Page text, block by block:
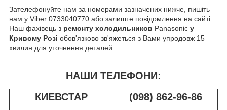
Зателефонуйте нам за номерами зазначених нижче, пишіть
нам у Viber 0733040770 або залиште повідомлення на сайті.
Наш фахівець з ремонту холодильников Panasonic у
Кривому Розі обов'язково зв'яжеться з Вами упродовж 15
хвилин для уточнення деталей.
НАШИ ТЕЛЕФОНИ:
КИЕВСТАР
(098) 862-96-86